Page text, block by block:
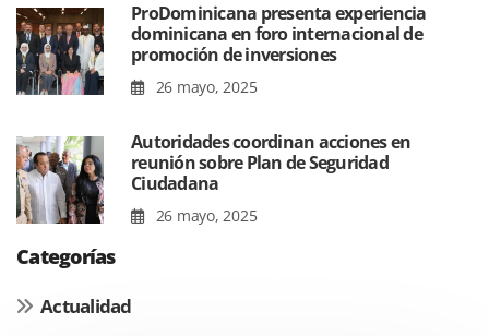
ProDominicana presenta experiencia
dominicana en foro internacional de
promoción de inversiones
26 mayo, 2025
Autoridades coordinan acciones en
reunión sobre Plan de Seguridad
Ciudadana
26 mayo, 2025
Categorías
Actualidad